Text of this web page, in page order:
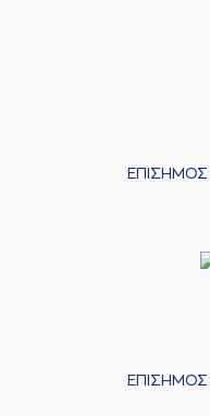
ΕΠΙΣΗΜΟΣ
ΕΠΙΣΗΜΟΣ